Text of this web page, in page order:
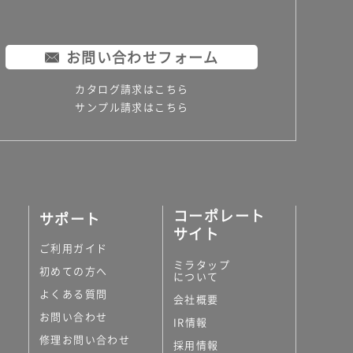
お問い合わせフォーム
カタログ請求はこちら
サンプル請求はこちら
サポート
ご利用ガイド
初めての方へ
よくある質問
お問い合わせ
修理お問い合わせ
コーポレート
サイト
ミラタップ
について
会社概要
IR情報
採用情報